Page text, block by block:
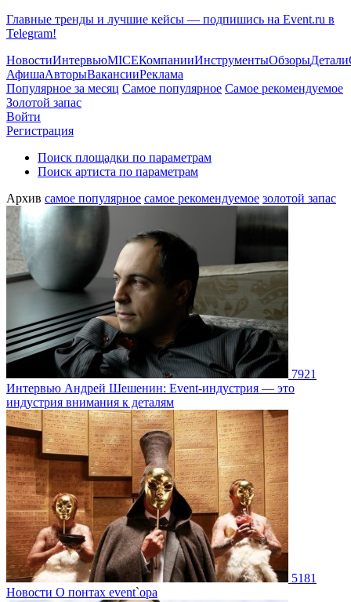
Главные тренды и лучшие кейсы — подпишись на Event.ru в
Telegram!
НовостиИнтервьюMICEКомпанииИнструментыОбзорыДетали
АфишаАвторыВакансииРеклама
Популярное за месяц Самое популярное Самое рекомендуемое
Золотой запас
Войти
Регистрация
Поиск площадки по параметрам
Поиск артиста по параметрам
Архив самое популярное самое рекомендуемое золотой запас
7921
Интервью Андрей Шешенин: Event-индустрия — это
индустрия внимания к деталям
5181
Новости О понтах event`ора